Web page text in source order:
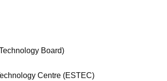
Board)
Centre (ESTEC)